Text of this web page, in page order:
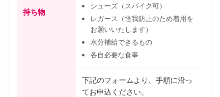
持ち物
シューズ（スパイク可）
レガース（怪我防止のため着用を
お願いいたします）
水分補給できるもの
各自必要な食事
下記のフォームより、手順に沿っ
てお申込ください。